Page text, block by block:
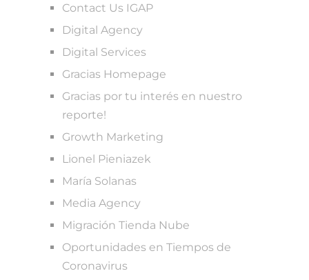
Contact Us IGAP
Digital Agency
Digital Services
Gracias Homepage
Gracias por tu interés en nuestro
reporte!
Growth Marketing
Lionel Pieniazek
María Solanas
Media Agency
Migración Tienda Nube
Oportunidades en Tiempos de
Coronavirus